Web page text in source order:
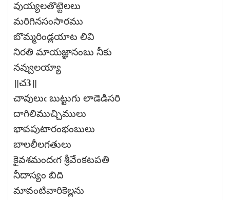
వుయ్యలతొట్టెలలు
మరిగినసంసారము
బొమ్మరిండ్లయాట లివి
నిరతి మాయజ్ఞానంబు నీకు
నవ్వులయ్యా
॥చ3॥
చావులుఁ బుట్టుగు లాడెడిసరి
దాగిలిముచ్చిములు
భావపుటారంభంబులు
బాలలీలగతులు
కైవశమందఁగ శ్రీవేంకటపతి
నీదాస్యం బిది
మావంటివారికెల్లను